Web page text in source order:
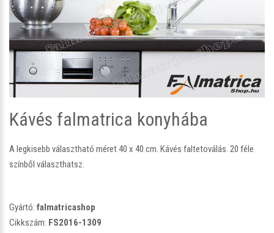
Kávés falmatrica konyhába
A legkisebb választható méret 40 x 40 cm. Kávés faltetoválás. 20 féle
színből választhatsz.
Gyártó: falmatricashop
Cikkszám: FS2016-1309